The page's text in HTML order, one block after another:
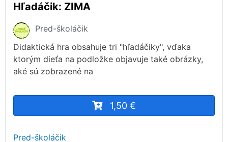
Hľadáčik: ZIMA
Pred-školáčik
Didaktická hra obsahuje tri "hľadáčiky", vďaka
ktorým dieťa na podložke objavuje také obrázky,
aké sú zobrazené na
1,50 €
Pred-školáčik